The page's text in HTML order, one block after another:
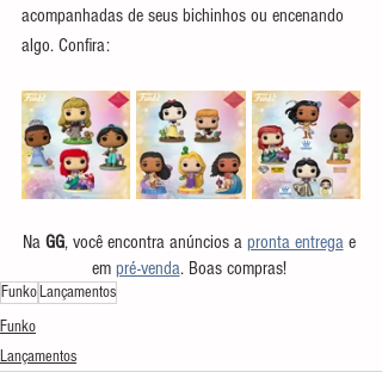
acompanhadas de seus bichinhos ou encenando
algo. Confira:
Na GG, você encontra anúncios a pronta entrega e
em pré-venda. Boas compras!
Funko Lançamentos
Funko
Lançamentos